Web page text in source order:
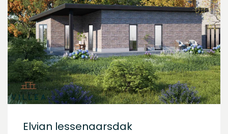
Elvian lessenaarsdak